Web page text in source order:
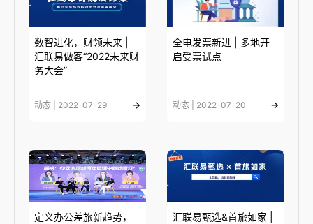
数智进化，财领未来 |
汇联易做客“2022未来财
务大会”
动态 | 2022-07-29
全电发票新进 | 多地开
启受票试点
动态 | 2022-07-20
定义办公差旅新趋势，
汇联易甄选&首旅如家 |